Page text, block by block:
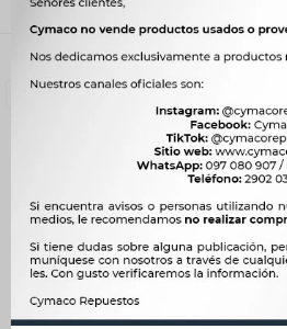
Filtrando por: Encendido Cable bujía
Quitar filtros